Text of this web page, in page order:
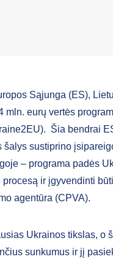
Sąjunga (ES),
mln. eurų vertės
Šia bendrai
šalys sustiprino
– programa padės
ir įgyvendinti
agentūra (CPVA).
Ukrainos tikslas, o
sunkumus ir jį